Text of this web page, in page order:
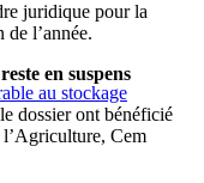
juridique pour la
l’année.
au stockage
en suspens
dossier ont bénéficié
Cem